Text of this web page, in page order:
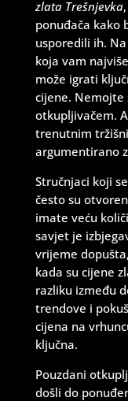
zlata Trešnjevka
ponuđača kako
usporedili ih.
koja vam
može igrati
cijene. Nemojte
otkupljivačem.
trenutnim
argumentirano
Stručnjaci koji
često su
imate veću
savjet je
vrijeme
kada su cijene
razliku između
trendove i
cijena na
ključna.
Pouzdani
došli do